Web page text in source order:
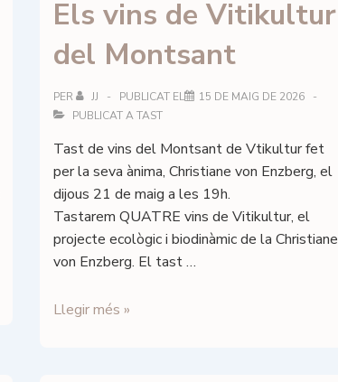
Els vins de Vitikultur
del Montsant
PER JJ PUBLICAT EL
15 DE MAIG DE 2026
PUBLICAT ATAST
Tast de vins del Montsant de Vtikultur fet
per la seva ànima, Christiane von Enzberg, el
dijous 21 de maig a les 19h.
Tastarem QUATRE vins de Vitikultur, el
projecte ecològic i biodinàmic de la Christiane
von Enzberg. El tast …
Els
Llegir més »